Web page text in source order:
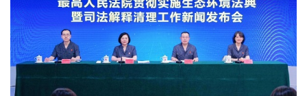
第五届数贸会将首设Token专区 探索算力贸易新路径
北京：非京籍家庭购房社保个税缴纳年限下调为一年